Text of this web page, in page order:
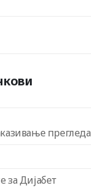
прегледа
за Дијабет